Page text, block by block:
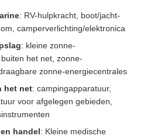
: RV-hulpkracht, boot/jacht-
camperverlichting/elektronica
: kleine zonne-
het net, zonne-
zonne-energiecentrales
het net: campingapparatuur,
voor afgelegen gebieden,
handel: Kleine medische